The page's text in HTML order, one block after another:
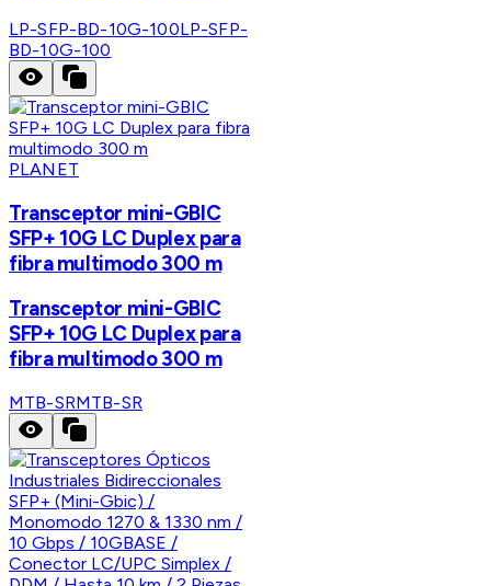
LP-SFP-BD-10G-100LP-SFP-
BD-10G-100
PLANET
Transceptor mini-GBIC
SFP+ 10G LC Duplex para
fibra multimodo 300 m
Transceptor mini-GBIC
SFP+ 10G LC Duplex para
fibra multimodo 300 m
MTB-SRMTB-SR